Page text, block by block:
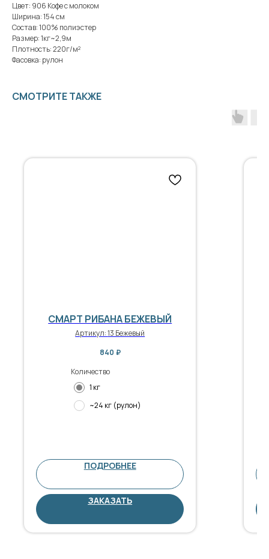
Цвет: 906 Кофе с молоком
Ширина: 154 см
Состав: 100% полиэстер
Размер: 1кг~2,9м
Плотность: 220г/м²
Фасовка: рулон
СМОТРИТЕ ТАКЖЕ
СМАРТ РИБАНА БЕЖЕВЫЙ
Артикул:13 Бежевый
840 ₽
Количество
1 кг
~24 кг (рулон)
ПОДРОБНЕЕ
ЗАКАЗАТЬ